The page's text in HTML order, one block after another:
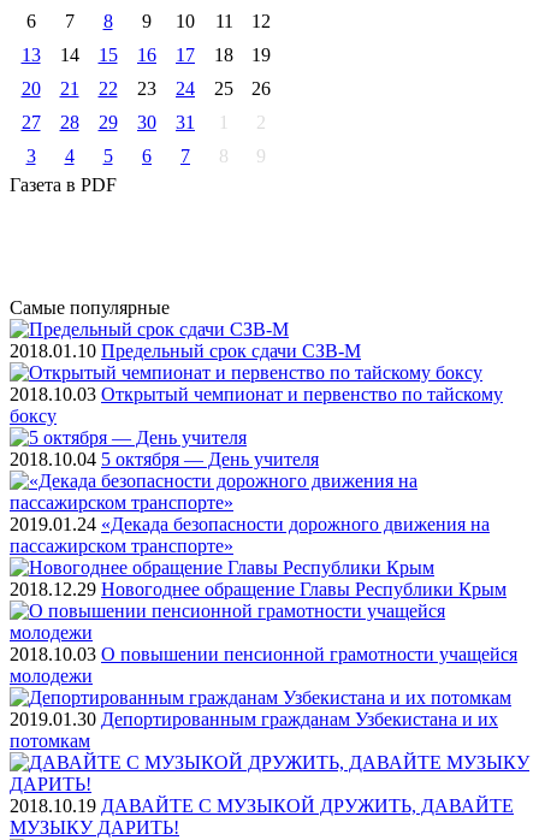
6
7 8 9 10 11
12
13
14 15 16 17 18
19
20
21 22 23 24 25
26
27
28 29 30 31 1
2
3
4 5 6 7 8
9
Газета в PDF
Самые популярные
2018.01.10 Предельный срок сдачи СЗВ-М
2018.10.03 Открытый чемпионат и первенство по тайскому
боксу
2018.10.04 5 октября — День учителя
2019.01.24 «Декада безопасности дорожного движения на
пассажирском транспорте»
2018.12.29 Новогоднее обращение Главы Республики Крым
2018.10.03 О повышении пенсионной грамотности учащейся
молодежи
2019.01.30 Депортированным гражданам Узбекистана и их
потомкам
2018.10.19 ДАВАЙТЕ С МУЗЫКОЙ ДРУЖИТЬ, ДАВАЙТЕ
МУЗЫКУ ДАРИТЬ!